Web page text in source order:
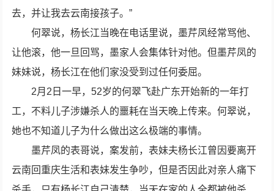
去，并让我去云南接孩子。”
何翠说，杨长江当晚在电话里说，墨芹凤经常骂他、
让他滚，他一旦回骂，墨家人会集体针对他。但墨芹凤的
妹妹说，杨长江在他们家没受到过任何委屈。
2月2日一早，52岁的何翠飞赴广东开始新的一年打
工，不料儿子涉嫌杀人的噩耗在当天晚上传来。何翠说，
她也不知道儿子为什么做出这么极端的事情。
墨芹凤的表哥说，案发前，表妹夫杨长江曾因要离开
云南回重庆生活和表妹发生争吵，但是否因此对亲人痛下